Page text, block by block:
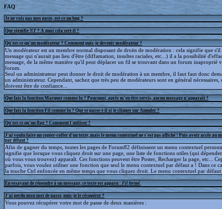
FAQ
Je ne vois pas mes posts, est-ce un bug ?
Que signifie NT ? A quoi cela sert-il ?
Qu'est-ce qu'un modérateur ? Comment puis-je devenir modérateur ?
Un modérateur est un membre normal disposant de droits de modération : cela signifie que
message qui n'aurait pas lieu d'être (diffamation, insultes raciales, etc...) il a la possibilité
message, de la même manière qu'il peut déplacer un fil se trouvant dans un forum inaproprié
forum.
Seul un administrateur peut donner le droit de modération à un membre, il faut faut donc
un administrateur. Cependant, sachez que très peu de modérateurs sont en général nécessaires,
doivent être de confiance...
Que fais la fonction Marquer comme lu ? Pourquoi, après m'en être servis, aucun message n'apparaît ?
Que fais la fonction Fil comme lu ? Que se passe-t-il si je cliques sur Annuler ?
Qu'est-ce qu'un flag ? Comment l'utiliser ?
J'ai voulu faire un copier-coller d'un texte, mais le menu contextuel ne s'est pas affiché ! Puis avoir accès au
par défaut ?
Afin de gagner du temps, toutes les pages de Forum82 définissent un menu contextuel
signifie que lorsque vous cliquez droit sur une page, une liste de fonctions utiles (qui
où vous vous trouvez) apparaît. Ces fonctions peuvent être Poster, Recharger la page, etc...
parfois, vous voulez utiliser une fonction que seul le menu contextuel par défaut a ! Dans ce
la touche Ctrl enfoncée en même temps que vous cliquez droit. Le menu contextuel par
En essayant de répondre à un message, ce texte est apparu : Fil fermé
J'ai perdu mon mot de passe, puis-je le récupérer ?
Vous pouvez récupérer votre mot de passe de deux manières :